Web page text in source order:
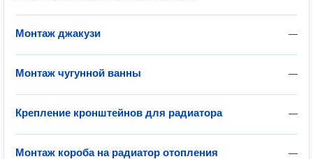
—
Монтаж джакузи
—
Монтаж чугунной ванны
—
Крепление кронштейнов для радиатора
—
Монтаж короба на радиатор отопления